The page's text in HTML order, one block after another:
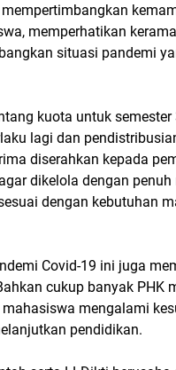
memperhatikan
situasi pandemi
kuota untuk semester
lagi dan
diserahkan kepada
dikelola dengan penuh
dengan kebutuhan
Covid-19 ini juga
cukup banyak PHK
mengalami
pendidikan.